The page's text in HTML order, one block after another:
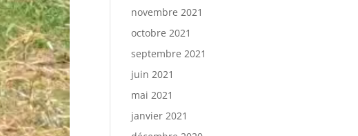
novembre 2021
octobre 2021
septembre 2021
juin 2021
mai 2021
janvier 2021